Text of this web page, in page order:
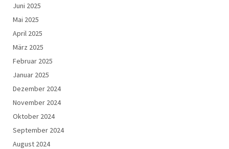
Juni 2025
Mai 2025
April 2025
März 2025
Februar 2025
Januar 2025
Dezember 2024
November 2024
Oktober 2024
September 2024
August 2024